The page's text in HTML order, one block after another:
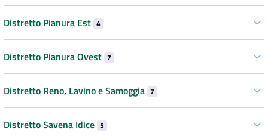
Distretto Pianura Est 4
Distretto Pianura Ovest 7
Distretto Reno, Lavino e Samoggia 7
Distretto Savena Idice 5